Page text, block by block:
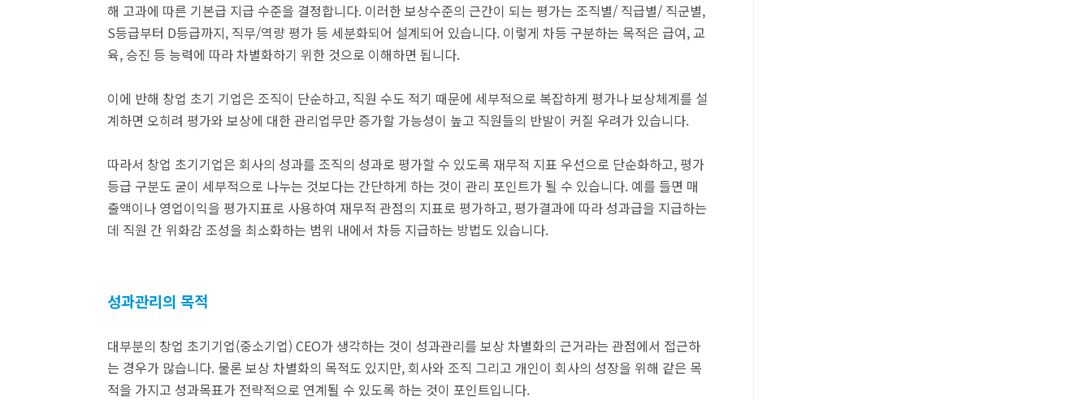
해 고과에 따른 기본급 지급 수준을 결정합니다. 이러한 보상수준의 근간이 되는 평가는 조직별/ 직급별/ 직군별,
S등급부터 D등급까지, 직무/역량 평가 등 세분화되어 설계되어 있습니다. 이렇게 차등 구분하는 목적은 급여, 교
육, 승진 등 능력에 따라 차별화하기 위한 것으로 이해하면 됩니다.
이에 반해 창업 초기 기업은 조직이 단순하고, 직원 수도 적기 때문에 세부적으로 복잡하게 평가나 보상체계를 설
계하면 오히려 평가와 보상에 대한 관리업무만 증가할 가능성이 높고 직원들의 반발이 커질 우려가 있습니다.
따라서 창업 초기기업은 회사의 성과를 조직의 성과로 평가할 수 있도록 재무적 지표 우선으로 단순화하고, 평가
등급 구분도 굳이 세부적으로 나누는 것보다는 간단하게 하는 것이 관리 포인트가 될 수 있습니다. 예를 들면 매
출액이나 영업이익을 평가지표로 사용하여 재무적 관점의 지표로 평가하고, 평가결과에 따라 성과급을 지급하는
데 직원 간 위화감 조성을 최소화하는 범위 내에서 차등 지급하는 방법도 있습니다.
성과관리의 목적
대부분의 창업 초기기업(중소기업) CEO가 생각하는 것이 성과관리를 보상 차별화의 근거라는 관점에서 접근하
는 경우가 많습니다. 물론 보상 차별화의 목적도 있지만, 회사와 조직 그리고 개인이 회사의 성장을 위해 같은 목
적을 가지고 성과목표가 전략적으로 연계될 수 있도록 하는 것이 포인트입니다.